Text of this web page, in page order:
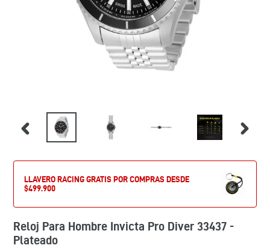
LLAVERO RACING GRATIS POR COMPRAS DESDE
$499.900
Reloj Para Hombre Invicta Pro Diver 33437 -
Plateado